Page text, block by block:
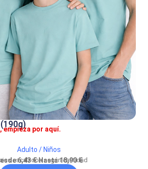
empieza por aquí.
Adulto / Niños
6,43 € Hasta 18,90 €
escalados según cantidad